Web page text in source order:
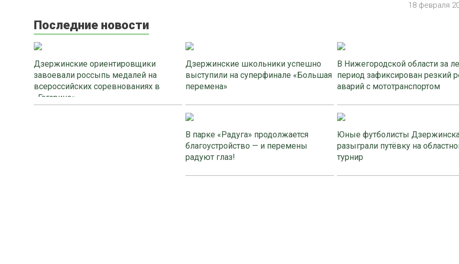
18 февраля
Последние новости
Дзержинские ориентировщики
завоевали россыпь медалей на
всероссийских соревнованиях в
«Гагарино»
Дзержинские школьники успешно
выступили на суперфинале «Большая
перемена»
В Нижегородской области за
период зафиксирован резкий
аварий с мототранспортом
В парке «Радуга» продолжается
благоустройство — и перемены
радуют глаз!
Юные футболисты
разыграли путёвку на
турнир